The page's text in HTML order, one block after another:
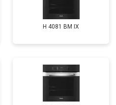
H 4081 ВМ IX